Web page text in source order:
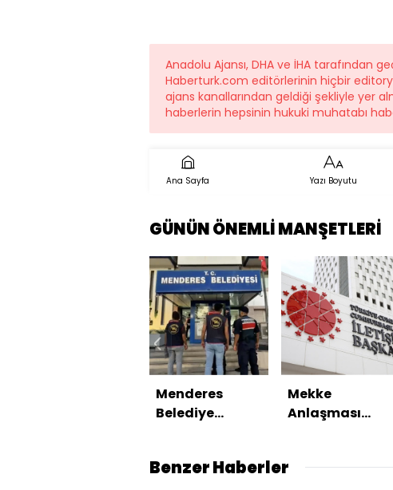
Anadolu Ajansı, DHA ve İHA tarafından
Haberturk.com editörlerinin hiçbir
ajans kanallarından geldiği şekliyle yer
haberlerin hepsinin hukuki muhatabı
Ana Sayfa Yazı Boyutu
GÜNÜN ÖNEMLİ MANŞETLERİ
Menderes
Belediye
Mekke
Anlaşması
çelişmiyor
Benzer Haberler